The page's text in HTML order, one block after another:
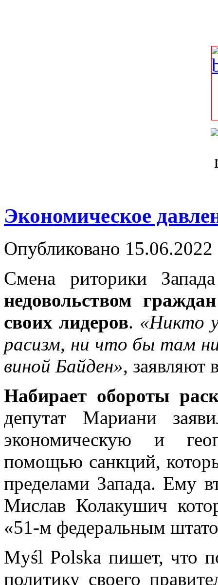
Экономическое
Опубликовано
Смена риторики
недовольством
своих лидеров. «Никто
расизм, ни что бы там
виной Байден», заявляют
Набирает обороты
депутат Мариани
экономическую и
помощью санкций,
пределами Запада. Ему
Мислав Колакушич
«51-м федеральным
Myśl Polska пишет, что
политику своего